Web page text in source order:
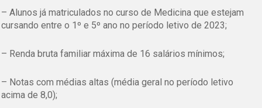
– Alunos já matriculados no curso de Medicina que estejam
cursando entre o 1º e 5º ano no período letivo de 2023;
– Renda bruta familiar máxima de 16 salários mínimos;
– Notas com médias altas (média geral no período letivo
acima de 8,0);